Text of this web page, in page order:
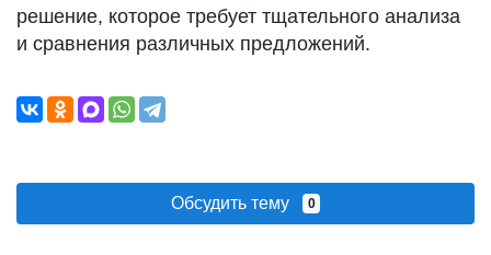
решение, которое требует тщательного анализа
и сравнения различных предложений.
Обсудить тему 0